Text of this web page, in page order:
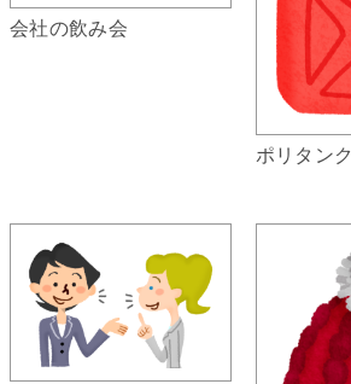
会社の飲み会
ポリタンク